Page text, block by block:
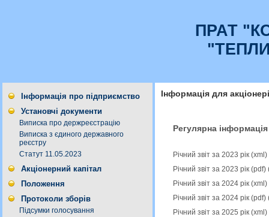
ПРАТ
Інформація про підприємство
Установчі документи
Виписка про держреєстрацію
Виписка з єдиного державного
реєстру
Статут 11.05.2023
Акціонерний капітал
Положення
Протоколи зборів
Підсумки голосування
Інформація для
Регулярна інформація
Річний звіт за 2023 рік
Річний звіт за 2023 рік
Річний звіт за 2024 рік
Річний звіт за 2024 рік
Річний звіт за 2025 рік